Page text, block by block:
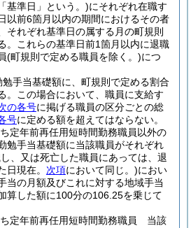
基準日」という。)にそれぞれ在職す
以前6箇月以内の期間におけるその者
それぞれ基準日の属する月の町規則
。
これらの基準日前1箇月以内に退職
(町規則で定める職員を除く。)につ
手当基礎額に、町規則で定める割合
。
この場合において、職員に支給す
の各号に掲げる職員の区分ごとの総
号に定める額を超えてはならない。
定年前再任用短時間勤務職員以外の
手当基礎額に当該職員がそれぞれ
、又は死亡した職員にあっては、退
日現在。 次項において同じ。)におい
当の月額及びこれに対する地域手当
算した額に100分の106.25を乗じて
定年前再任用短時間勤務職員 当該